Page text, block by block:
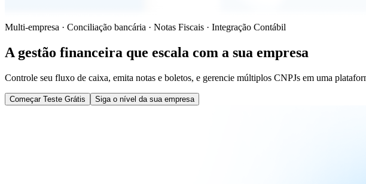
Multi-empresa · Conciliação bancária · Notas Fiscais · Integração Contábil
A gestão financeira que escala com a sua empresa
Controle seu fluxo de caixa, emita notas e boletos, e gerencie múltiplos CNPJs em uma
Começar Teste Grátis Siga o nível da sua empresa